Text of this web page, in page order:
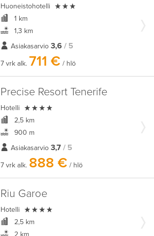
Huoneistohotelli 
1 km
1,3 km
Asiakasarvio 3,6 / 5
7 vrk alk. 711 € / hlö
Precise Resort Tenerife
Hotelli 
2,5 km
900 m
Asiakasarvio 3,7 / 5
7 vrk alk. 888 € / hlö
Riu Garoe
Hotelli 
2,5 km
2 km